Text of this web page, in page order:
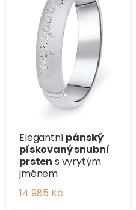
Elegantnípánský
pískovaný snubní
prsten s vyrytým
jménem
14 985 Kč